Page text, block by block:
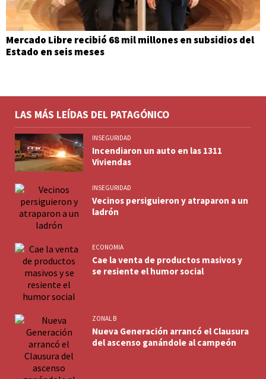
Mercado Libre recibió 68 mil millones en subsidios del
Estado en seis meses
LAS MÁS LEÍDAS DEL PATAGÓNICO
INSEGURIDAD
Incendiaron un auto en las 1311
Viviendas
INSEGURIDAD
Vecinos persiguieron y atraparon a un
ladrón
ECONOMIA
Cae la venta de productos masivos y
se resiente el humor social
ZONAL B
Nueva Generación arrancó el Clausura
del ascenso ganándole al campeón